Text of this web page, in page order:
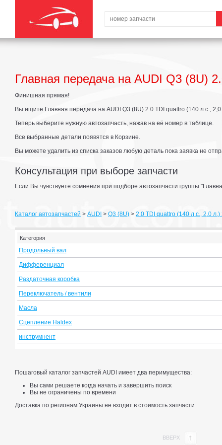
Главная передача на AUDI Q3 (8U)
Финишная прямая!
Вы ищите Главная передача на AUDI Q3 (8U) 2.0 TDI quattro (140 л.с.,
Теперь выберите нужную автозапчасть, нажав на её номер в таблице.
Все выбранные детали появятся в Корзине.
Вы можете удалить из списка заказов любую деталь пока заявка не
Консультация при выборе запчасти
Если Вы чувствуете сомнения при подборе автозапчасти группы
Каталог автозапчастей > AUDI > Q3 (8U) > 2.0 TDI quattro (140 л.с., 2,0 л.)
Категория
Продольный вал
Дифференциал
Раздаточная коробка
Переключатель / вентили
Масла
Сцепление Haldex
инструмнент
Пошаговый каталог запчастей AUDI имеет два перимущества:
Вы сами решаете когда начать и завершить поиск
Вы не ограничены по времени
Доставка по регионам Украины не входит в стоимость запчасти.
ВВЕРХ